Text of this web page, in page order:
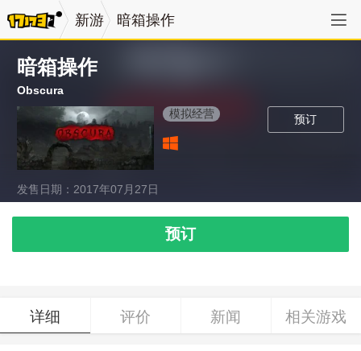
新游 暗箱操作
暗箱操作
Obscura
预订
模拟经营
发售日期：2017年07月27日
预订
详细 评价 新闻 相关游戏